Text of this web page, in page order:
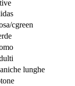
cgreen
lunghe